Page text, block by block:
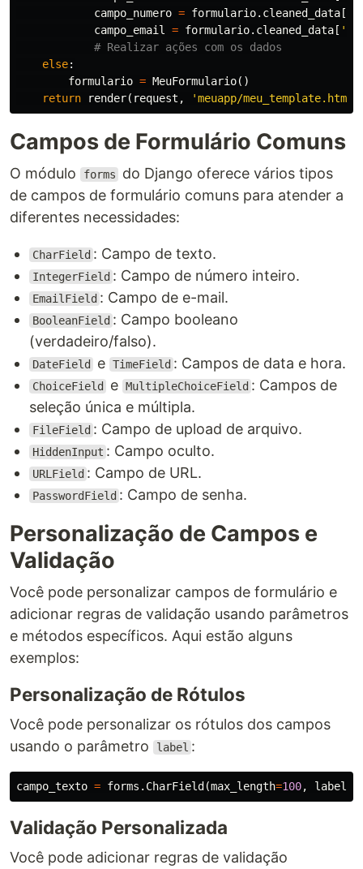
campo_numero = formulario. cleaned_data [
campo_email
= formulario. cleaned_data [
else:
formulario = MeuFormulario()
return
render( request , 'meuapp/meu_template.html'
Campos de Formulário Comuns
O módulo forms
do Django oferece vários tipos
de campos de formulário comuns para atender a
diferentes necessidades:
CharField : Campo de texto.
IntegerField : Campo de número inteiro.
EmailField : Campo de e-mail.
BooleanField : Campo booleano
(verdadeiro/falso).
DateField e TimeField : Campos de data e hora.
ChoiceField e MultipleChoiceField : Campos de
seleção única e múltipla.
FileField : Campo de upload de arquivo.
HiddenInput : Campo oculto.
URLField : Campo de URL.
PasswordField : Campo de senha.
Personalização de Campos e
Validação
Você pode personalizar campos de formulário e
adicionar regras de validação usando parâmetros
e métodos específicos. Aqui estão alguns
exemplos:
Personalização de Rótulos
Você pode personalizar os rótulos dos campos
usando o parâmetro
label :
campo_texto = forms . CharField (max_length=100, label
Validação Personalizada
Você pode adicionar regras de validação